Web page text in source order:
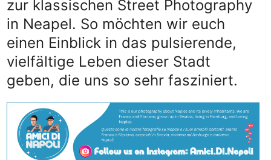
zur klassischen Street Photography
in Neapel. So möchten wir euch
einen Einblick in das pulsierende,
vielfältige Leben dieser Stadt
geben, die uns so sehr fasziniert.